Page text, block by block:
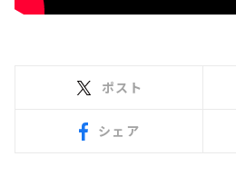
ポスト
シェア